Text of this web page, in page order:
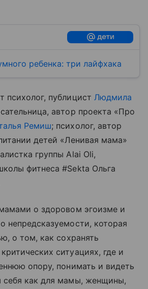
ребенка: три лайфхака
психолог, публицист Людмила
автор проекта «Про
Ремиш; психолог, автор
детей «Ленивая мама»
группы Alai Oli,
фитнеса #Sekta Ольга
о здоровом эгоизме и
непредсказуемости, которая
о том, как сохранять
ситуациях, где и
опору, понимать и видеть
себя как для мамы, женщины,